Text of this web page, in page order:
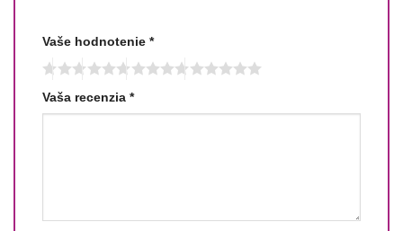
Vaše hodnotenie *
Vaša recenzia *